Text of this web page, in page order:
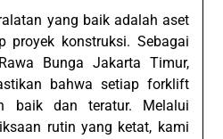
yang baik adalah aset
proyek konstruksi. Sebagai
Bunga Jakarta Timur,
bahwa setiap forklift
baik dan teratur. Melalui
rutin yang ketat, kami